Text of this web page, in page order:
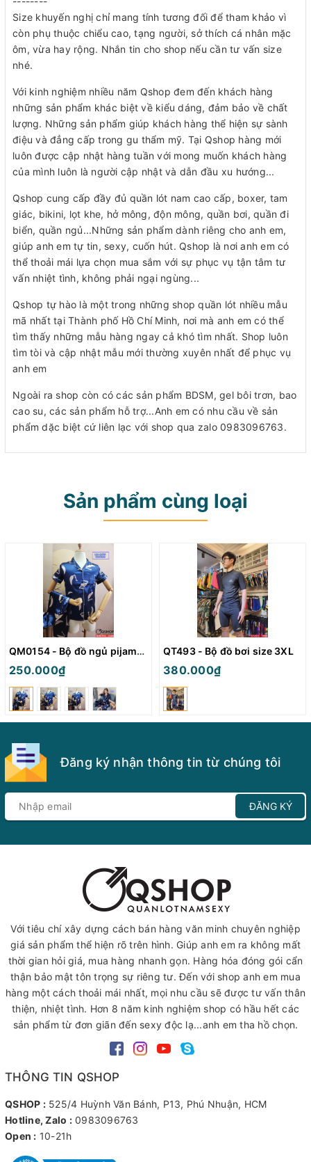
Size khuyến nghị chỉ mang tính tương đối để tham khảo vì
còn phụ thuộc chiểu cao, tạng người, sở thích cá nhân mặc
ôm, vừa hay rộng. Nhắn tin cho shop nếu cần tư vấn size
nhé.
Với kinh nghiệm nhiều năm Qshop đem đến khách hàng
những sản phẩm khác biệt về kiểu dáng, đảm bảo về chất
lượng. Những sản phẩm giúp khách hàng thể hiện sự sành
điệu và đẳng cấp trong gu thẩm mỹ. Tại Qshop hàng mới
luôn được cập nhật hàng tuần với mong muốn khách hàng
của mình luôn là người cập nhật và dẫn đầu xu hướng...
Qshop cung cấp đầy đủ quần lót nam cao cấp, boxer, tam
giác, bikini, lọt khe, hở mông, độn mông, quần bơi, quần đi
biển, quần ngủ...Những sản phẩm dành riêng cho anh em,
giúp anh em tự tin, sexy, cuốn hút. Qshop là nơi anh em có
thể thoải mái lựa chọn mua sắm với sự phục vụ tận tâm tư
vấn nhiệt tình, không phải ngại ngùng...
Qshop tự hào là một trong những shop quần lót nhiều mẫu
mã nhất tại Thành phố Hồ Chí Minh, nơi mà anh em có thể
tìm thấy những mẫu hàng ngay cả khó tìm nhất. Shop luôn
tìm tòi và cập nhật mẫu mới thường xuyên nhất để phục vụ
anh em
Ngoài ra shop còn có các sản phẩm BDSM, gel bôi trơn, bao
cao su, các sản phẩm hỗ trợ...Anh em có nhu cầu về sản
phẩm dặc biệt cứ liên lạc với shop qua zalo 0983096763.
Sản phẩm cùng loại
QM0154 - Bộ đồ ngủ pijama nữ
250.000₫
QT493 - Bộ đồ bơi size 3XL
380.000₫
Đăng ký nhận thông tin từ chúng tôi
ĐĂNG KÝ
Với tiêu chí xây dựng cách bán hàng văn minh chuyên nghiệp
giá sản phẩm thể hiện rõ trên hình. Giúp anh em ra không mất
thời gian hỏi giá, mua hàng nhanh gọn. Hàng hóa đóng gói cẩn
thận bảo mật tôn trọng sự riêng tư. Đến với shop anh em mua
hàng một cách thoải mái nhất, mọi nhu cầu sẽ được tư vấn thân
thiện, nhiệt tình. Hơn 8 năm kinh nghiệm shop có hầu hết các
sản phẩm từ đơn giãn đến sexy độc lạ...anh em tha hồ chọn.
THÔNG TIN QSHOP
QSHOP : 525/4 Huỳnh Văn Bánh, P13, Phú Nhuận, HCM
Hotline, Zalo : 0983096763
Open : 10-21h